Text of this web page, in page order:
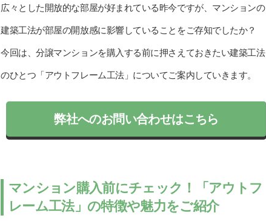
広々とした開放的な部屋が好まれている昨今ですが、マンションの
建築工法が部屋の開放感に影響していることをご存知でしたか？
今回は、分譲マンションを購入する前に押さえておきたい建築工法
のひとつ「アウトフレーム工法」についてご案内していきます。
弊社へのお問い合わせはこちら
マンション購入前にチェック！「アウトフ
レーム工法」の特徴や魅力をご紹介